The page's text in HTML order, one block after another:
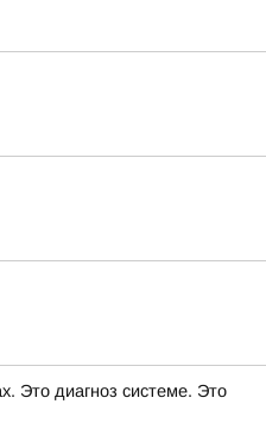
Это диагноз системе. Это